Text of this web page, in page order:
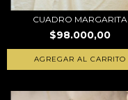
CUADRO MARGARITA
$98.000,00